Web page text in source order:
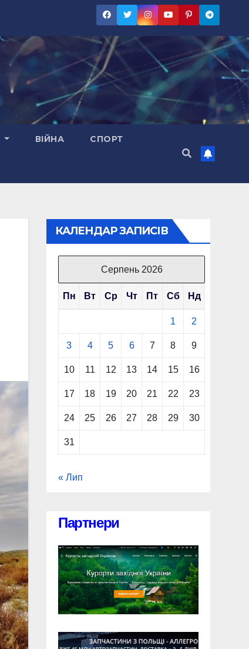
ВІЙНА СПОРТ
КАЛЕНДАР ЗАПИСІВ
Серпень 2026
Пн Вт Ср Чт Пт Сб Нд
1 2
3 4 5 6 7 8 9
10 11 12 13 14 15 16
17 18 19 20 21 22 23
24 25 26 27 28 29 30
31
« Лип
Партнери